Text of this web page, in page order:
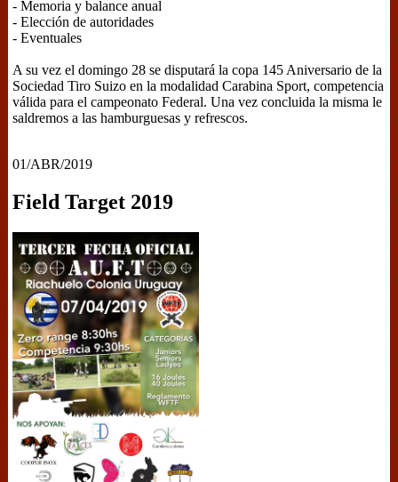
- Memoria y balance anual
- Elección de autoridades
- Eventuales
A su vez el domingo 28 se disputará la copa 145 Aniversario de la
Sociedad Tiro Suizo en la modalidad Carabina Sport, competencia
válida para el campeonato Federal. Una vez concluida la misma le
saldremos a las hamburguesas y refrescos.
01/ABR/2019
Field Target 2019